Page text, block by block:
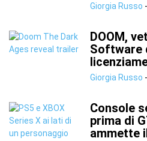
Giorgia Russo -
DOOM,
Software
Giorgia Russo -
Console
prima di
ammette